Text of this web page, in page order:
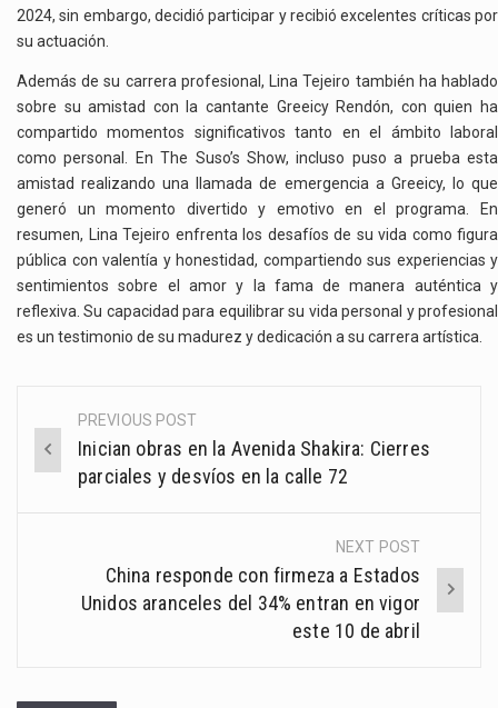
2024, sin embargo, decidió participar y recibió excelentes críticas por
su actuación.
Además de su carrera profesional, Lina Tejeiro también ha hablado
sobre su amistad con la cantante Greeicy Rendón, con quien ha
compartido momentos significativos tanto en el ámbito laboral
como personal. En The Suso’s Show, incluso puso a prueba esta
amistad realizando una llamada de emergencia a Greeicy, lo que
generó un momento divertido y emotivo en el programa .En
resumen, Lina Tejeiro enfrenta los desafíos de su vida como figura
pública con valentía y honestidad, compartiendo sus experiencias y
sentimientos sobre el amor y la fama de manera auténtica y
reflexiva. Su capacidad para equilibrar su vida personal y profesional
es un testimonio de su madurez y dedicación a su carrera artística.
Post
navigation
PREVIOUS POST
Inician obras en la Avenida Shakira: Cierres
parciales y desvíos en la calle 72
NEXT POST
China responde con firmeza a Estados
Unidos aranceles del 34% entran en vigor
este 10 de abril